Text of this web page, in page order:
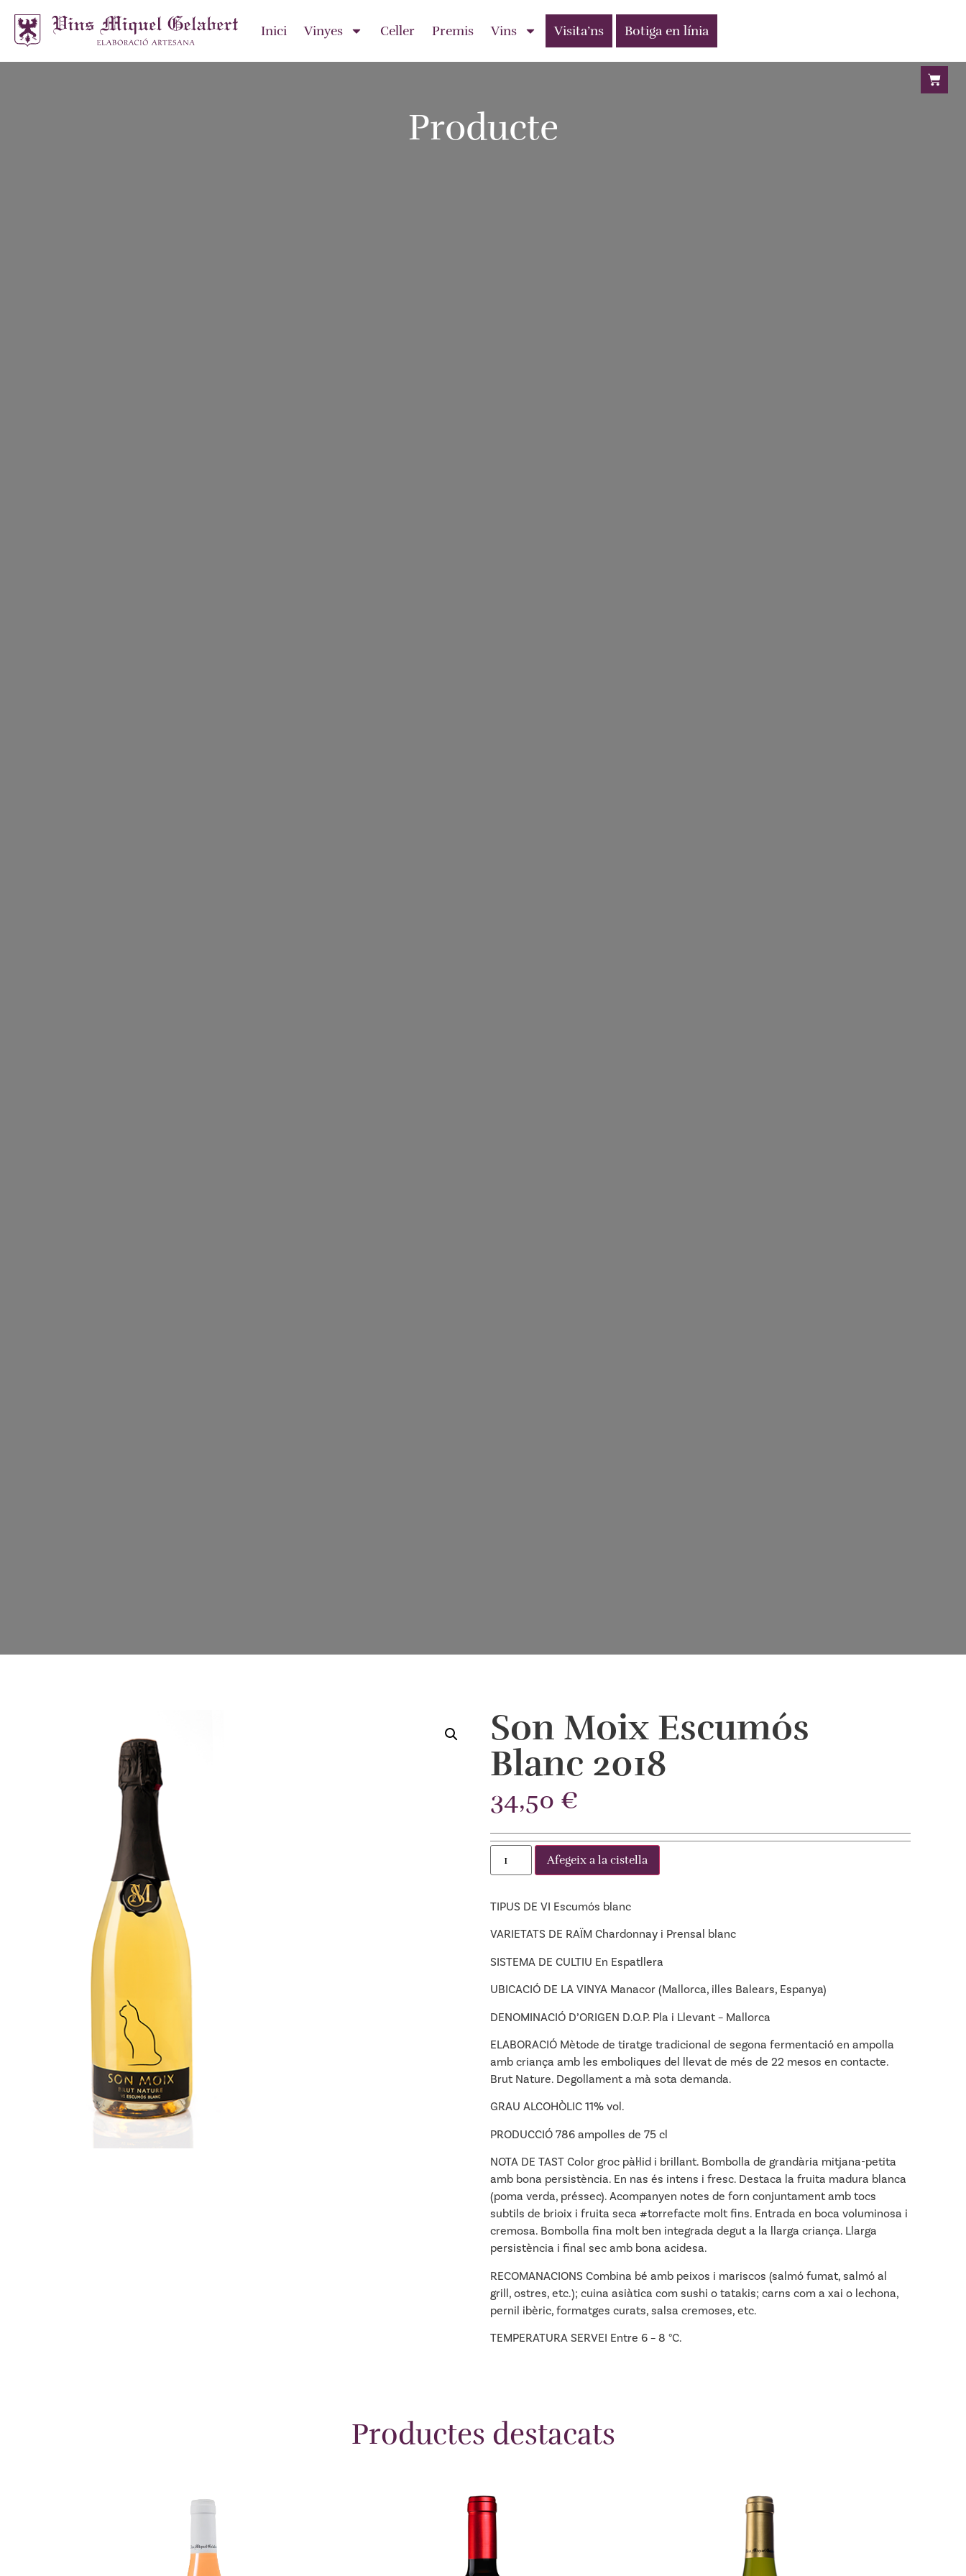
Inici Vinyes Celler Premis Vins Visita’ns Botiga en línia
Producte
Son Moix Escumós
Blanc 2018
34,50 €
Afegeix a la cistella
TIPUS DE VI Escumós blanc
VARIETATS DE RAÏM Chardonnay i Prensal blanc
SISTEMA DE CULTIU En Espatllera
UBICACIÓ DE LA VINYA Manacor (Mallorca, illes Balears, Espanya)
DENOMINACIÓ D’ORIGEN D.O.P. Pla i Llevant – Mallorca
ELABORACIÓ Mètode de tiratge tradicional de segona fermentació en ampolla
amb criança amb les emboliques del llevat de més de 22 mesos en contacte.
Brut Nature. Degollament a mà sota demanda.
GRAU ALCOHÒLIC 11% vol.
PRODUCCIÓ 786 ampolles de 75 cl
NOTA DE TAST Color groc pàl·lid i brillant. Bombolla de grandària mitjana-petita
amb bona persistència. En nas és intens i fresc. Destaca la fruita madura blanca
(poma verda, préssec). Acompanyen notes de forn conjuntament amb tocs
subtils de brioix i fruita seca #torrefacte molt fins. Entrada en boca voluminosa i
cremosa. Bombolla fina molt ben integrada degut a la llarga criança. Llarga
persistència i final sec amb bona acidesa.
RECOMANACIONS Combina bé amb peixos i mariscos (salmó fumat, salmó al
grill, ostres, etc.); cuina asiàtica com sushi o tatakis; carns com a xai o lechona,
pernil ibèric, formatges curats, salsa cremoses, etc.
TEMPERATURA SERVEI Entre 6 – 8 °C.
Productes destacats